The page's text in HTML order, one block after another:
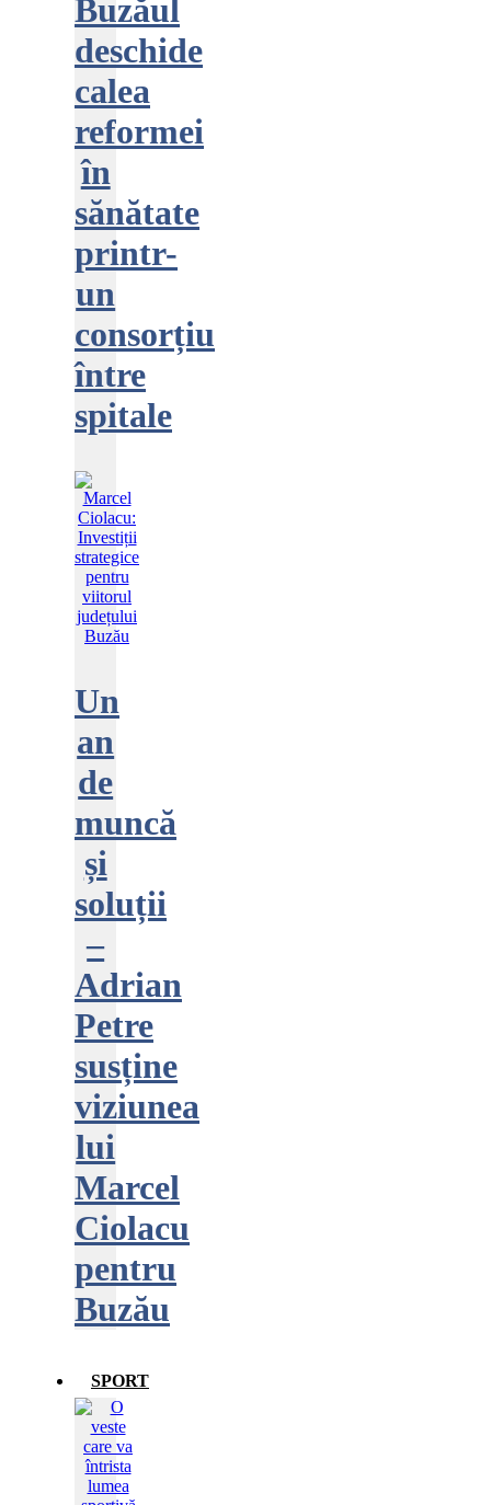
Buzăul
deschide
calea
reformei
în
sănătate
printr-
un
consorțiu
între
spitale
Un
an
de
muncă
și
soluții
–
Adrian
Petre
susține
viziunea
lui
Marcel
Ciolacu
pentru
Buzău
SPORT